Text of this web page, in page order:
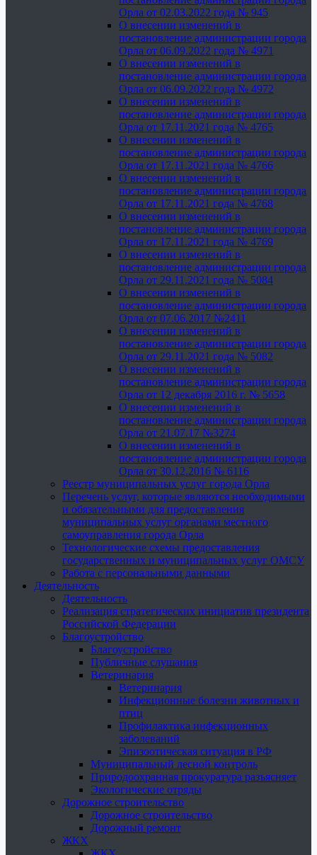
Орла от 02.03.2022 года № 945
О внесении изменений в
постановление администрации города
Орла от 06.09.2022 года № 4971
О внесении изменений в
постановление администрации города
Орла от 06.09.2022 года № 4972
О внесении изменений в
постановление администрации города
Орла от 17.11.2021 года № 4765
О внесении изменений в
постановление администрации города
Орла от 17.11.2021 года № 4766
О внесении изменений в
постановление администрации города
Орла от 17.11.2021 года № 4768
О внесении изменений в
постановление администрации города
Орла от 17.11.2021 года № 4769
О внесении изменений в
постановление администрации города
Орла от 29.11.2021 года № 5084
О внесении изменений в
постановление администрации города
Орла от 07.06.2017 №2411
О внесении изменений в
постановление администрации города
Орла от 29.11.2021 года № 5082
О внесении изменений в
постановление администрации города
Орла от 12 декабря 2016 г. № 5658
О внесении изменений в
постановление администрации города
Орла от 21.07.17 №3274
О внесении изменений в
постановление администрации города
Орла от 30.12.2016 № 6116
Реестр муниципальных услуг города Орла
Перечень услуг, которые являются необходимыми
и обязательными для предоставления
муниципальных услуг органами местного
самоуправления города Орла
Технологические схемы предоставления
государственных и муниципальных услуг ОМСУ
Работа с персональными данными
Деятельность
Деятельность
Реализация стратегических инициатив президента
Российской Федерации
Благоустройство
Благоустройство
Публичные слушания
Ветеринария
Ветеринария
Инфекционные болезни животных и
птиц
Профилактика инфекционных
заболеваний
Эпизоотическая ситуация в РФ
Муниципальный лесной контроль
Природоохранная прокуратура разъясняет
Экологические отряды
Дорожное строительство
Дорожное строительство
Дорожный ремонт
ЖКХ